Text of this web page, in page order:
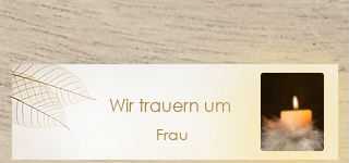
Wir trauern um
Frau